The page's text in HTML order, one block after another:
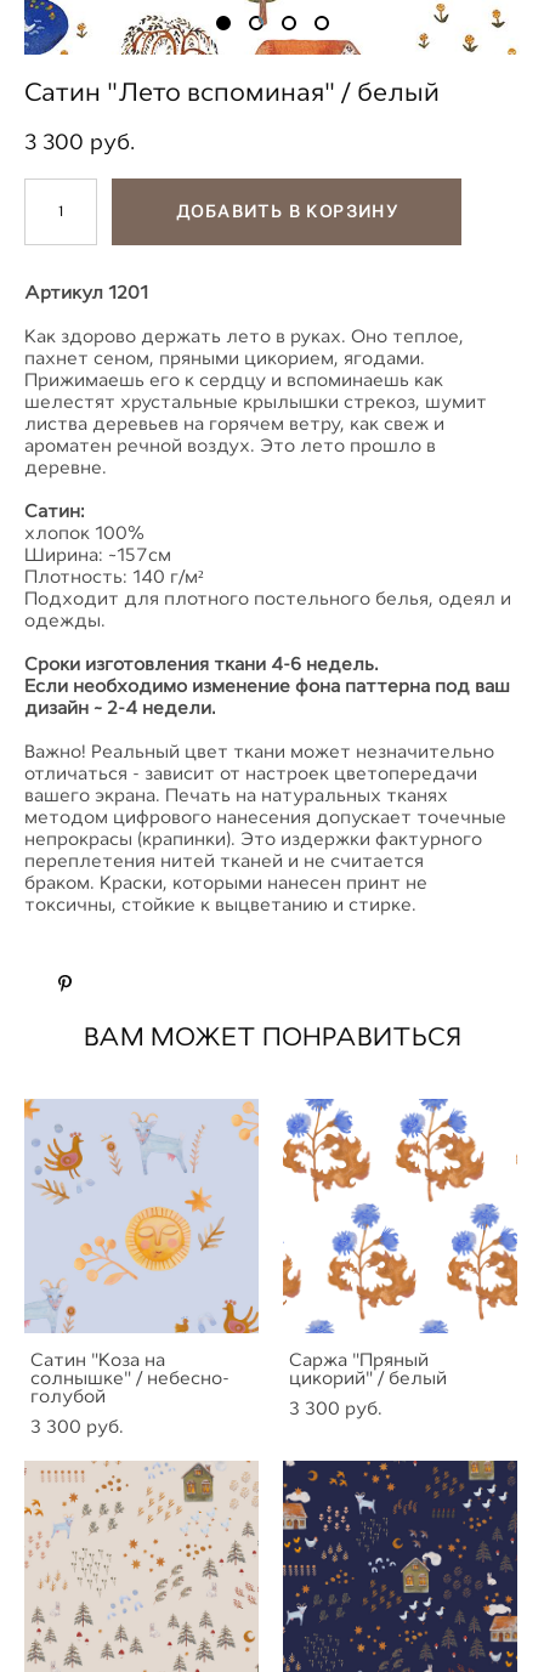
Сатин "Лето вспоминая" / белый
3 300 pуб.
ДОБАВИТЬ В КОРЗИНУ
Артикул 1201
Как здорово держать лето в руках. Оно теплое,
пахнет сеном, пряными цикорием, ягодами.
Прижимаешь его к сердцу и вспоминаешь как
шелестят хрустальные крылышки стрекоз, шумит
листва деревьев на горячем ветру, как свеж и
ароматен речной воздух. Это лето прошло в
деревне.
Сатин:
хлопок 100%
Ширина: ~157см
Плотность: 140 г/м²
Подходит для плотного постельного белья, одеял и
одежды.
Сроки изготовления ткани 4-6 недель.
Если необходимо изменение фона паттерна под ваш
дизайн ~ 2-4 недели.
Важно! Реальный цвет ткани может незначительно
отличаться - зависит от настроек цветопередачи
вашего экрана. Печать на натуральных тканях
методом цифрового нанесения допускает точечные
непрокрасы (крапинки). Это издержки фактурного
переплетения нитей тканей и не считается
браком. Краски, которыми нанесен принт не
токсичны, стойкие к выцветанию и стирке.
ВАМ МОЖЕТ ПОНРАВИТЬСЯ
Сатин "Коза на
солнышке" / небесно-
голубой
3 300 pуб.
Саржа "Пряный
цикорий" / белый
3 300 pуб.